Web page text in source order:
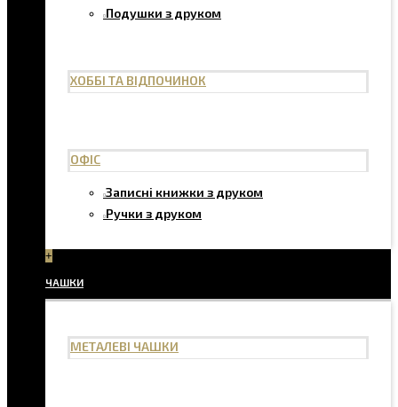
Подушки з друком
ХОББІ ТА ВІДПОЧИНОК
ОФІС
Записні книжки з друком
Ручки з друком
+
ЧАШКИ
МЕТАЛЕВІ ЧАШКИ